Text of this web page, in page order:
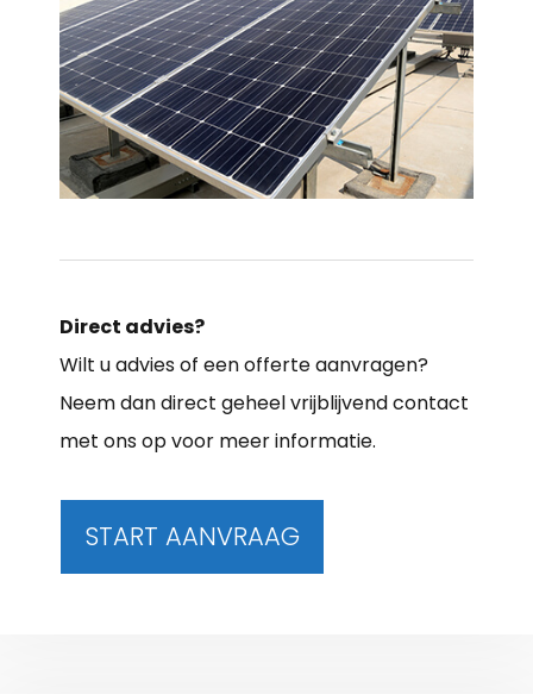
Direct advies?
Wilt u advies of een offerte aanvragen?
Neem dan direct geheel vrijblijvend contact
met ons op voor meer informatie.
START AANVRAAG